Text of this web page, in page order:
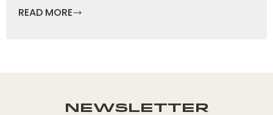
READ MORE
NEWSLETTER